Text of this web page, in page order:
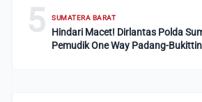
5 SUMATERA BARAT
Hindari Macet! Dirlantas Polda
Pemudik One Way Padang-